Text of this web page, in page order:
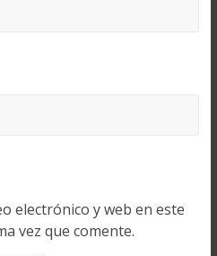
electrónico y web en este
vez que comente.